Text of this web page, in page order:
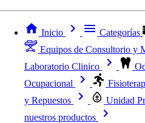
Inicio Categorías
Equipos de Consultorio y
Laboratorio Clinico
Ocupacional
y Repuestos
Unidad
nuestros productos